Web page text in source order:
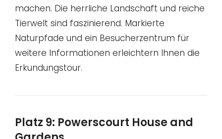
machen. Die herrliche Landschaft und reiche
Tierwelt sind faszinierend. Markierte
Naturpfade und ein Besucherzentrum für
weitere Informationen erleichtern Ihnen die
Erkundungstour.
Platz 9: Powerscourt House and